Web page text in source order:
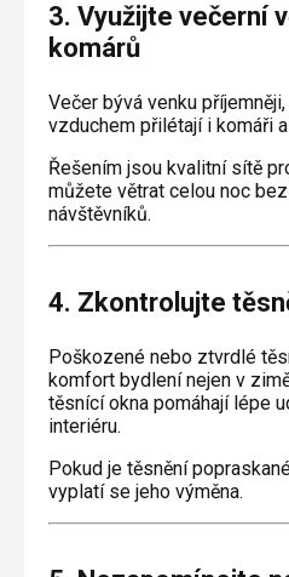
3. Využijte večerní
komárů
Večer bývá venku
vzduchem přilétají i komáři
Řešením jsou kvalitní sítě
můžete větrat celou noc
návštěvníků.
4. Zkontrolujte
Poškozené nebo ztvrdlé
komfort bydlení nejen v
těsnící okna pomáhají lépe
interiéru.
Pokud je těsnění
vyplatí se jeho výměna.